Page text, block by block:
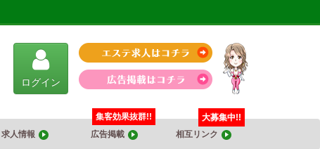
ログイン
求人情報 広告掲載
集客効果抜群!!
相互リンク
大募集中!!